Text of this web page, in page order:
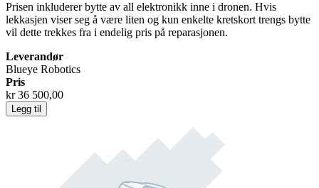
Prisen inkluderer bytte av all elektronikk inne i dronen. Hvis
lekkasjen viser seg å være liten og kun enkelte kretskort trengs bytte
vil dette trekkes fra i endelig pris på reparasjonen.
Leverandør
Blueye Robotics
Pris
kr 36 500,00
Legg til